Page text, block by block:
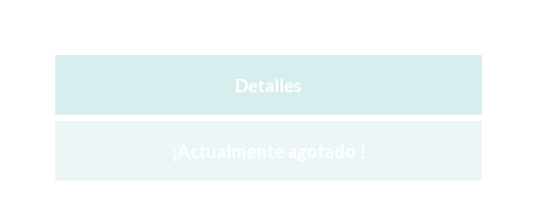
Detalles